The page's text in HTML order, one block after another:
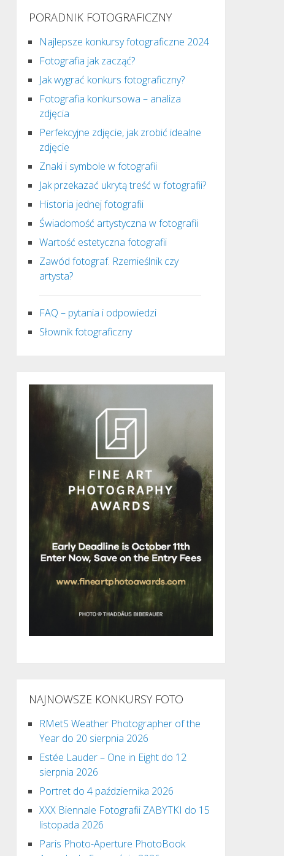
PORADNIK FOTOGRAFICZNY
Najlepsze konkursy fotograficzne 2024
Fotografia jak zacząć?
Jak wygrać konkurs fotograficzny?
Fotografia konkursowa – analiza
zdjęcia
Perfekcyjne zdjęcie, jak zrobić idealne
zdjęcie
Znaki i symbole w fotografii
Jak przekazać ukrytą treść w fotografii?
Historia jednej fotografii
Świadomość artystyczna w fotografii
Wartość estetyczna fotografii
Zawód fotograf. Rzemieślnik czy
artysta?
FAQ – pytania i odpowiedzi
Słownik fotograficzny
NAJNOWSZE KONKURSY FOTO
RMetS Weather Photographer of the
Year do 20 sierpnia 2026
Estée Lauder – One in Eight do 12
sierpnia 2026
Portret do 4 października 2026
XXX Biennale Fotografii ZABYTKI do 15
listopada 2026
Paris Photo-Aperture PhotoBook